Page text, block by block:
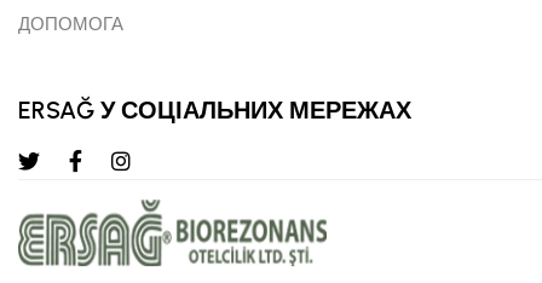
ДОПОМОГА
ERSAĞ У СОЦІАЛЬНИХ МЕРЕЖАХ